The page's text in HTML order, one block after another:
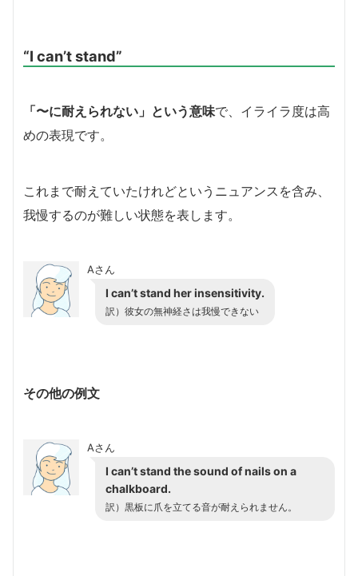
“I can’t stand”
「〜に耐えられない」という意味で、イライラ度は高
めの表現です。
これまで耐えていたけれどというニュアンスを含み、
我慢するのが難しい状態を表します。
Aさん
I can’t stand her insensitivity.
訳）彼女の無神経さは我慢できない
その他の例文
Aさん
I can’t stand the sound of nails on a
chalkboard.
訳）黒板に爪を立てる音が耐えられません。